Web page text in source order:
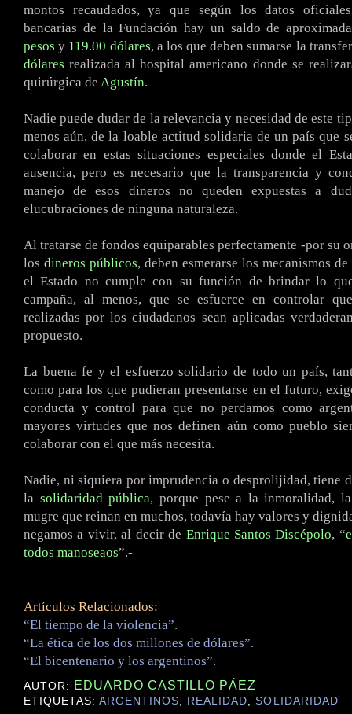
montos recaudados, ya que según los datos
bancarias de la Fundación hay un saldo de
pesos y 119.00 dólares, a los que deben sumarse la
dólares realizada al hospital americano donde se
quirúrgica de Agustín.
Nadie puede dudar de la relevancia y necesidad de este
menos aún, de la loable actitud solidaria de un país que
colaborar en estas situaciones especiales donde el
ausencia, pero es necesario que la transparencia y
manejo de esos dineros no queden expuestas a
elucubraciones de ninguna naturaleza.
Al tratarse de fondos equiparables perfectamente -por su
los dineros públicos, deben esmerarse los mecanismos
el Estado no cumple con su función de brindar lo
campaña, al menos, que se esfuerce en controlar
realizadas por los ciudadanos sean aplicadas
propuesto.
La buena fe y el esfuerzo solidario de todo un país,
como para los que pudieran presentarse en el futuro,
conducta y control para que no perdamos como
mayores virtudes que nos definen aún como pueblo
colaborar con el que más necesita.
Nadie, ni siquiera por imprudencia o desprolijidad, tiene
la solidaridad pública, porque pese a la inmoralidad,
mugre que reinan en muchos, todavía hay valores y
negamos a vivir, al decir de Enrique Santos Discépolo, “
todos manoseaos”.-
Artículos Relacionados:
“El tiempo de la violencia”.
“La ética de los dos millones de dólares”.
“El bicentenario y los argentinos”.
AUTOR: EDUARDO CASTILLO PÁEZ
ETIQUETAS:ARGENTINOS, REALIDAD,SOLIDARIDAD